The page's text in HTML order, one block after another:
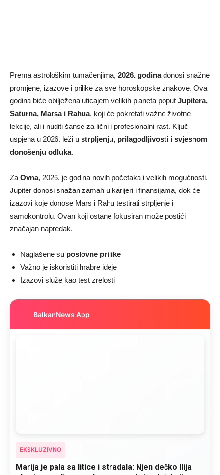
Prema astrološkim tumačenjima, 2026. godinadonosi snažne
promjene, izazove i prilike za sve horoskopske znakove. Ova
godina biće obilježena uticajem velikih planeta poput Jupitera,
Saturna, Marsa i Rahua, koji će pokretati važne životne
lekcije, ali i nuditi šanse za lični i profesionalni rast. Ključ
uspjeha u 2026. leži u strpljenju, prilagodljivosti i svjesnom
donošenju odluka.
Za Ovna, 2026. je godina novih početaka i velikih mogućnosti.
Jupiter donosi snažan zamah u karijeri i finansijama, dok će
izazovi koje donose Mars i Rahu testirati strpljenje i
samokontrolu. Ovan koji ostane fokusiran može postići
značajan napredak.
Naglašene su poslovne prilike
Važno je iskoristiti hrabre ideje
Izazovi služe kao test zrelosti
BalkanNews App
EKSKLUZIVNO
Marija je pala sa litice i stradala: Njen dečko Ilija